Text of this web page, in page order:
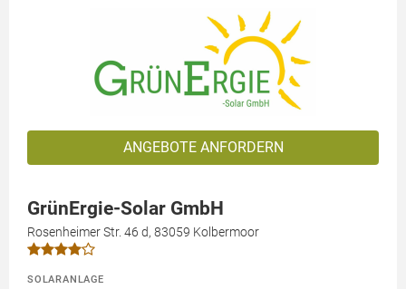
ANGEBOTE ANFORDERN
GrünErgie-Solar GmbH
Rosenheimer Str. 46 d, 83059 Kolbermoor
SOLARANLAGE